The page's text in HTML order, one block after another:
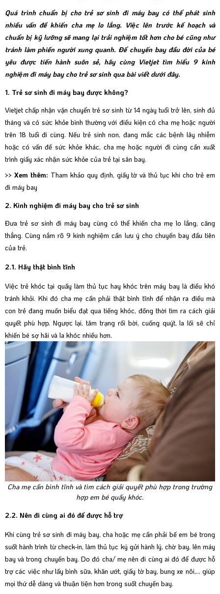
Quá trình chuẩn bị cho trẻ sơ sinh đi máy bay có thể phát sinh
nhiều vấn đề khiến cha mẹ lo lắng. Việc lên trước kế hoạch và
chuẩn bị kỹ lưỡng sẽ mang lại trải nghiệm tốt hơn cho bé cũng như
tránh làm phiền người xung quanh. Để chuyến bay đầu đời của bé
yêu được tiến hành suôn sẻ, hãy cùng Vietjet tìm hiểu 9 kinh
nghiệm đi máy bay cho trẻ sơ sinh qua bài viết dưới đây.
1. Trẻ sơ sinh đi máy bay được không?
Vietjet chấp nhận vận chuyển trẻ sơ sinh từ 14 ngày tuổi trở lên, sinh đủ
tháng và có sức khỏe bình thường với điều kiện có cha mẹ hoặc người
trên 18 tuổi đi cùng. Nếu trẻ sinh non, đang mắc các bệnh lây nhiễm
hoặc có vấn đề sức khỏe khác, cha mẹ hoặc người đi cùng cần xuất
trình giấy xác nhận sức khỏe của trẻ tại sân bay.
>> Xem thêm: Tham khảo quy định, giấy tờ và thủ tục khi cho trẻ em
đi máy bay
2. Kinh nghiệm đi máy bay cho trẻ sơ sinh
Đưa trẻ sơ sinh đi máy bay cùng có thể khiến cha mẹ lo lắng, căng
thẳng. Cùng nắm rõ 9 kinh nghiệm cần lưu ý cho chuyến bay đầu tiên
của trẻ.
2.1. Hãy thật bình tĩnh
Việc trẻ khóc tại quầy làm thủ tục hay khóc trên máy bay là điều khó
tránh khỏi. Khi đó cha mẹ cần phải thật bình tĩnh để nhận ra điều mà
con trẻ đang muốn biểu đạt qua tiếng khóc, đồng thời tìm ra cách giải
quyết phù hợp. Ngược lại, tâm trạng rối bời, cuống quýt, la lối sẽ chỉ
khiến bé sợ hãi và la khóc nhiều hơn.
Cha mẹ cần bình tĩnh và tìm cách giải quyết phù hợp trong trường
hợp em bé quấy khóc.
2.2. Nên đi cùng ai đó để được hỗ trợ
Khi cùng trẻ sơ sinh đi máy bay, cha hoặc mẹ cần phải bế em bé trong
suốt hành trình từcheck-in, làm thủ tục ký gửi hành lý, chờ bay, lên máy
bay và trong chuyến bay. Do đó cha/ mẹ nên đi cùng ai đó để được hỗ
trợ các việc như lấy bình sữa, khăn ướt, giấy tờ bay, bung xe nôi,... giúp
mọi thứ dễ dàng và thuận tiện hơn trong suốt chuyến bay.